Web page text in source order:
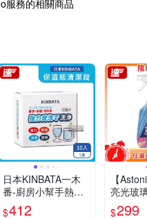
服務的相關商品
日本KINBATA一木
番-廚房小幫手熱水
壺水垢清潔錠10入/
$412
【
亮光玻
加利&
$299